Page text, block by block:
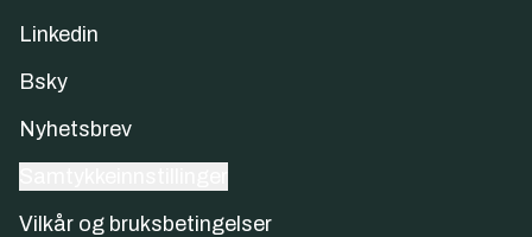
Linkedin
Bsky
Nyhetsbrev
Vilkår og bruksbetingelser